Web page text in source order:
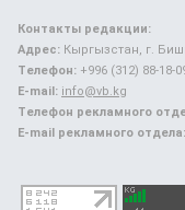
Контакты редакции:
Адрес: Кыргызстан, г.
Телефон: +996 (312) 88-18-
E-mail: info@vb.kg
Телефон рекламного
E-mail рекламного отдела: